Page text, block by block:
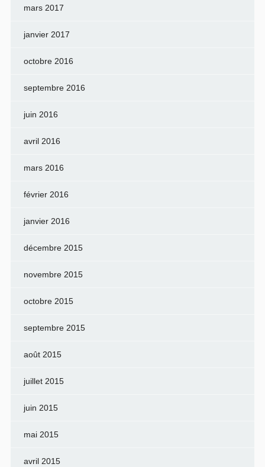
mars 2017
janvier 2017
octobre 2016
septembre 2016
juin 2016
avril 2016
mars 2016
février 2016
janvier 2016
décembre 2015
novembre 2015
octobre 2015
septembre 2015
août 2015
juillet 2015
juin 2015
mai 2015
avril 2015